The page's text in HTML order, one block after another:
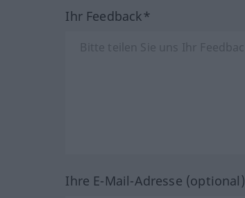
Ihr Feedback*
Ihre E-Mail-Adresse (optional)